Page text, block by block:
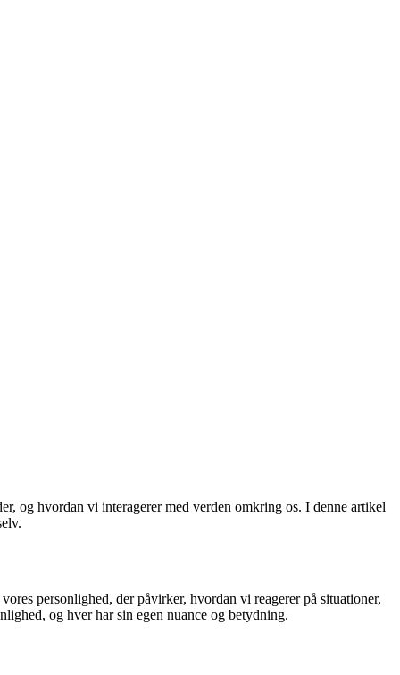
og hvordan vi interagerer med verden omkring os. I denne artikel
personlighed, der påvirker, hvordan vi reagerer på situationer,
og hver har sin egen nuance og betydning.